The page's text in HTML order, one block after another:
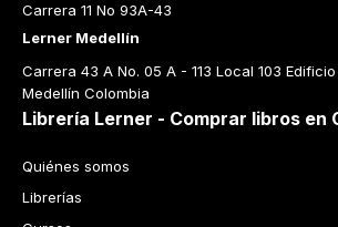
Carrera 11 No 93A-43
Lerner Medellín
Carrera 43 A No. 05 A - 113 Local 103
Medellín Colombia
Librería Lerner - Comprar libros en
Quiénes somos
Librerías